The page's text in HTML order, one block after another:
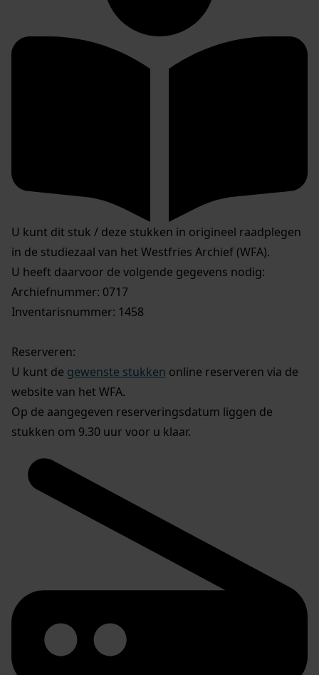
U kunt dit stuk / deze stukken in origineel raadplegen
in de studiezaal van het Westfries Archief (WFA).
U heeft daarvoor de volgende gegevens nodig:
Archiefnummer: 0717
Inventarisnummer: 1458
Reserveren:
U kunt de gewenste stukken online reserveren via de
website van het WFA.
Op de aangegeven reserveringsdatum liggen de
stukken om 9.30 uur voor u klaar.